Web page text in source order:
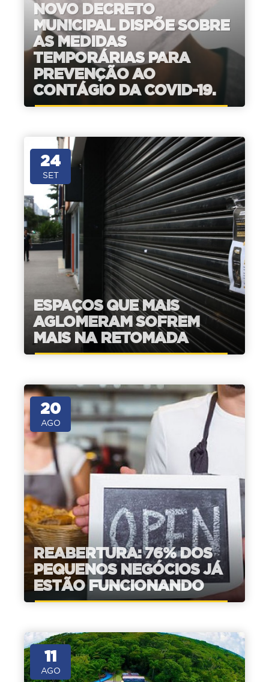
NOVO DECRETO
MUNICIPAL DISPÕE SOBRE
AS MEDIDAS
TEMPORÁRIAS PARA
PREVENÇÃO AO
CONTÁGIO DA COVID-19.
24
SET
ESPAÇOS QUE MAIS
AGLOMERAM SOFREM
MAIS NA RETOMADA
20
AGO
REABERTURA: 76% DOS
PEQUENOS NEGÓCIOS JÁ
ESTÃO FUNCIONANDO
11
AGO